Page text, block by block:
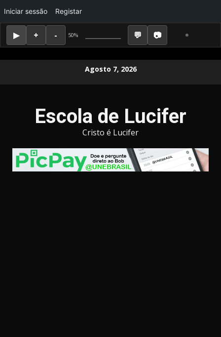
50%
Iniciar sessão Registar
Agosto 7, 2026
Escola de Lucifer
Cristo é Lucifer